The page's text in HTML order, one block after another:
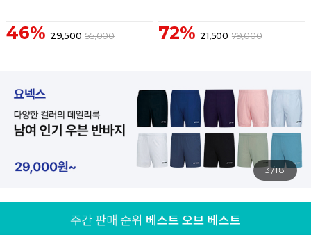
46% 29,500 55,000 72% 21,500 79,000
4/18